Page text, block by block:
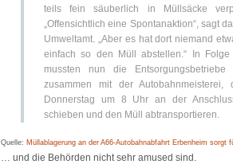
teils fein säuberlich in Müllsäcke
„Offensichtlich eine Spontanaktion“, sagt
Umweltamt. „Aber es hat dort niemand
einfach so den Müll abstellen.“ In
mussten nun die
zusammen mit der
Donnerstag um 8 Uhr an der
schieben und den Müll abtransportieren.
Quelle: Müllablagerung an der A66-Autobahnabfahrt Erbenheim sorgt
… und die Behörden nicht sehr amused sind.